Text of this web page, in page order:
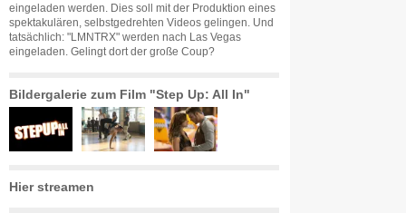
eingeladen werden. Dies soll mit der Produktion eines
spektakulären, selbstgedrehten Videos gelingen. Und
tatsächlich: "LMNTRX" werden nach Las Vegas
eingeladen. Gelingt dort der große Coup?
Bildergalerie zum Film "Step Up: All In"
Hier streamen